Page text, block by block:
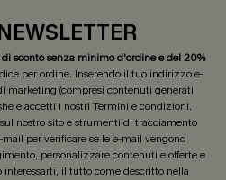
di sconto senza minimo d'ordine e del 20%
per ordine. Inserendo il tuo indirizzo e-
marketing (compresi contenuti generati
e accetti i nostri Termini e condizioni.
nostro sito e strumenti di tracciamento
per verificare se le e-mail vengono
personalizzare contenuti e offerte e
il tutto come descritto nella